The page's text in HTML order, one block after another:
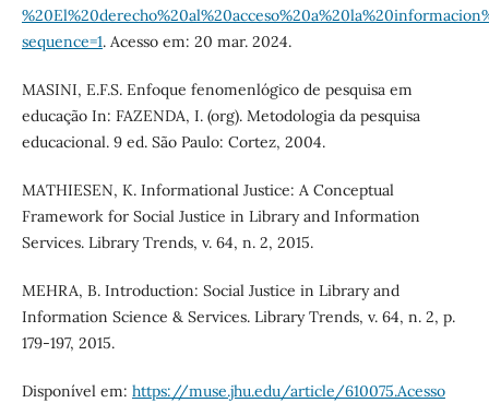
sequence=1. Acesso em: 20 mar. 2024.
MASINI, E.F.S. Enfoque fenomenlógico de pesquisa em
educação In: FAZENDA, I. (org). Metodologia da pesquisa
educacional. 9 ed. São Paulo: Cortez, 2004.
MATHIESEN, K. Informational Justice: A Conceptual
Framework for Social Justice in Library and Information
Services. Library Trends, v. 64, n. 2, 2015.
MEHRA, B. Introduction: Social Justice in Library and
Information Science & Services. Library Trends, v. 64, n. 2, p.
179-197, 2015.
Disponível em: https://muse.jhu.edu/article/610075.Acesso